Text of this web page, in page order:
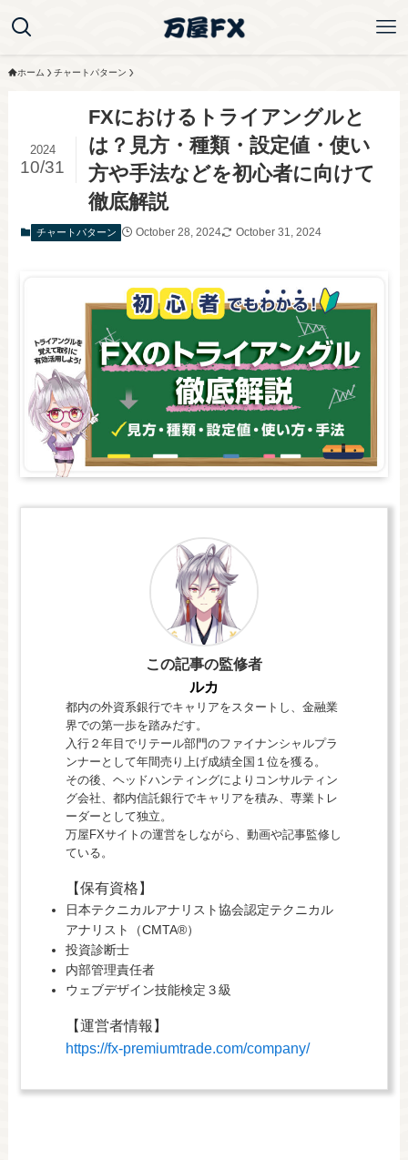
ホーム チャートパターン
FXにおけるトライアングルと
は？見方・種類・設定値・使い
方や手法などを初心者に向けて
徹底解説
2024
10/31
チャートパターン October 28, 2024 October 31, 2024
この記事の監修者
ルカ
都内の外資系銀行でキャリアをスタートし、金融業
界での第一歩を踏みだす。
入行２年目でリテール部門のファイナンシャルプラ
ンナーとして年間売り上げ成績全国１位を獲る。
その後、ヘッドハンティングによりコンサルティン
グ会社、都内信託銀行でキャリアを積み、専業トレ
ーダーとして独立。
万屋FXサイトの運営をしながら、動画や記事監修し
ている。
【保有資格】
日本テクニカルアナリスト協会認定テクニカル
アナリスト（CMTA®）
投資診断士
内部管理責任者
ウェブデザイン技能検定３級
【運営者情報】
https://fx-premiumtrade.com/company/